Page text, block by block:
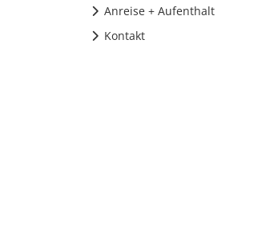
Anreise + Aufenthalt
Kontakt